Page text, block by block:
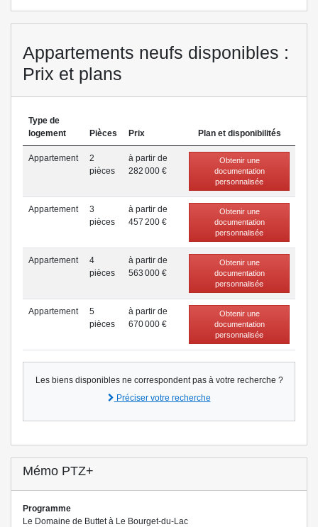
Infos sur lnc.fr
Appartements neufs disponibles :
Prix et plans
Type de
logement
Pièces Prix Plan et disponibilités
Appartement
2
pièces
à partir de
282 000 €
Obtenir une
documentation
personnalisée
Appartement
3
pièces
à partir de
457 200 €
Obtenir une
documentation
personnalisée
Appartement
4
pièces
à partir de
563 000 €
Obtenir une
documentation
personnalisée
Appartement
5
pièces
à partir de
670 000 €
Obtenir une
documentation
personnalisée
Les biens disponibles ne correspondent pas à votre recherche ?
Préciser votre recherche
Mémo PTZ+
Programme
Le Domaine de Buttet à Le Bourget-du-Lac